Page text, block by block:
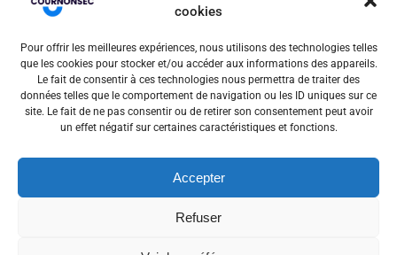
cookies
Pour offrir les meilleures expériences, nous utilisons des technologies telles
que les cookies pour stocker et/ou accéder aux informations des appareils.
Le fait de consentir à ces technologies nous permettra de traiter des
données telles que le comportement de navigation ou les ID uniques sur ce
site. Le fait de ne pas consentir ou de retirer son consentement peut avoir
un effet négatif sur certaines caractéristiques et fonctions.
Accepter
Refuser
© 2026 Ville de Cournonsec. Un service proposé par
Comm'un Site
Mentions légales